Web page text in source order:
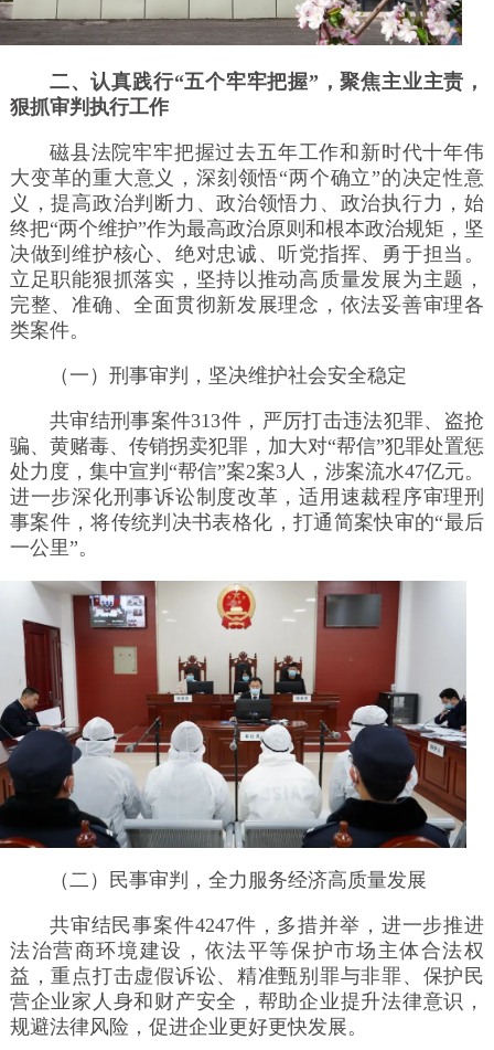
二、认真践行“五个牢牢把握”，聚焦主业主责，
狠抓审判执行工作
磁县法院牢牢把握过去五年工作和新时代十年伟
大变革的重大意义，深刻领悟“两个确立”的决定性意
义，提高政治判断力、政治领悟力、政治执行力，始
终把“两个维护”作为最高政治原则和根本政治规矩，坚
决做到维护核心、绝对忠诚、听党指挥、勇于担当。
立足职能狠抓落实，坚持以推动高质量发展为主题，
完整、准确、全面贯彻新发展理念，依法妥善审理各
类案件。
（一）刑事审判，坚决维护社会安全稳定
共审结刑事案件313件，严厉打击违法犯罪、盗抢
骗、黄赌毒、传销拐卖犯罪，加大对“帮信”犯罪处置惩
处力度，集中宣判“帮信”案2案3人，涉案流水47亿元。
进一步深化刑事诉讼制度改革，适用速裁程序审理刑
事案件，将传统判决书表格化，打通简案快审的“最后
一公里”。
（二）民事审判，全力服务经济高质量发展
共审结民事案件4247件，多措并举，进一步推进
法治营商环境建设，依法平等保护市场主体合法权
益，重点打击虚假诉讼、精准甄别罪与非罪、保护民
营企业家人身和财产安全，帮助企业提升法律意识，
规避法律风险，促进企业更好更快发展。